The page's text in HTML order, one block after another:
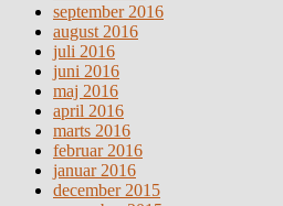
september 2016
august 2016
juli 2016
juni 2016
maj 2016
april 2016
marts 2016
februar 2016
januar 2016
december 2015